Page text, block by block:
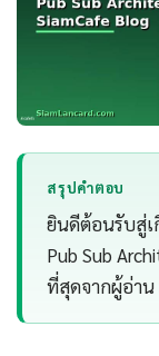
สรุปคำตอบ
ยินดีต้อนรับสู่เ
Pub Sub
ที่สุดจากผู้อ่าน